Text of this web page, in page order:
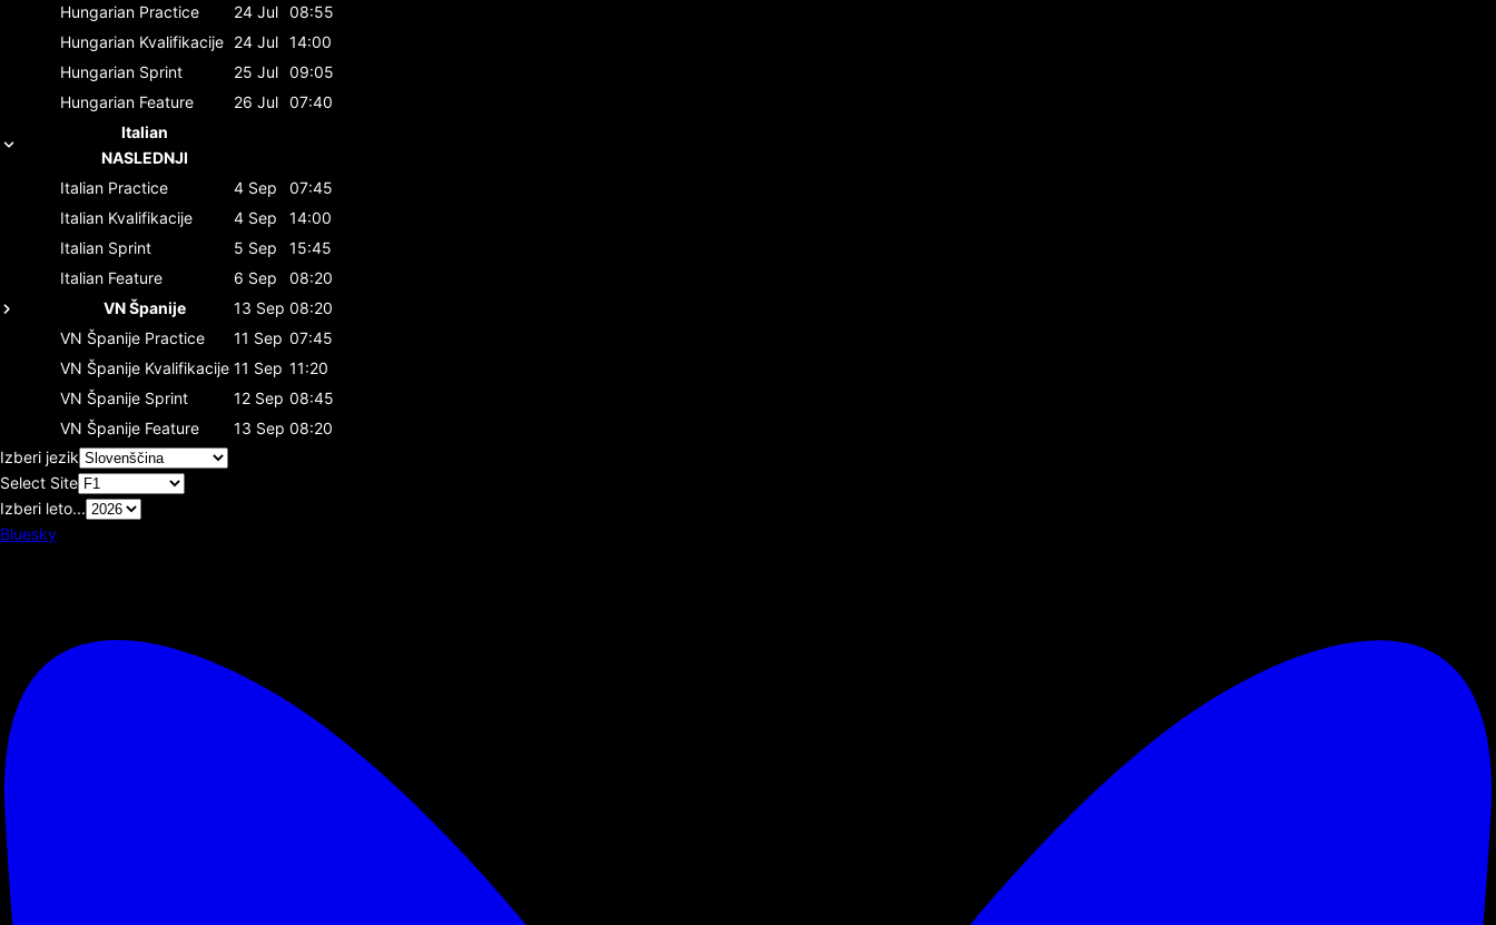
Hungarian Practice 24 Jul 08:55
Hungarian Kvalifikacije 24 Jul 14:00
Hungarian Sprint 25 Jul 09:05
Hungarian Feature 26 Jul 07:40
Italian
NASLEDNJI
Italian Practice 4 Sep
07:45
Italian Kvalifikacije 4 Sep
14:00
Italian Sprint 5 Sep
15:45
Italian Feature 6 Sep
08:20
VN Španije
13 Sep 08:20
VN Španije Practice 11 Sep 07:45
VN Španije Kvalifikacije 11 Sep 11:20
VN Španije Sprint 12 Sep 08:45
VN Španije Feature 13 Sep 08:20
Izberi jezik
Select Site
Izberi leto...
Bluesky